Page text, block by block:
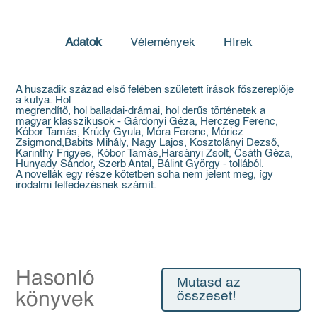
Adatok Vélemények Hírek
A huszadik század első felében született írások főszereplője
a kutya. Hol
megrendítő, hol balladai-drámai, hol derűs történetek a
magyar klasszikusok - Gárdonyi Géza, Herczeg Ferenc,
Kóbor Tamás, Krúdy Gyula, Móra Ferenc, Móricz
Zsigmond,Babits Mihály, Nagy Lajos, Kosztolányi Dezső,
Karinthy Frigyes, Kóbor Tamás,Harsányi Zsolt, Csáth Géza,
Hunyady Sándor, Szerb Antal, Bálint György - tollából.
A novellák egy része kötetben soha nem jelent meg, így
irodalmi felfedezésnek számít.
Hasonló
könyvek
Mutasd az
összeset!